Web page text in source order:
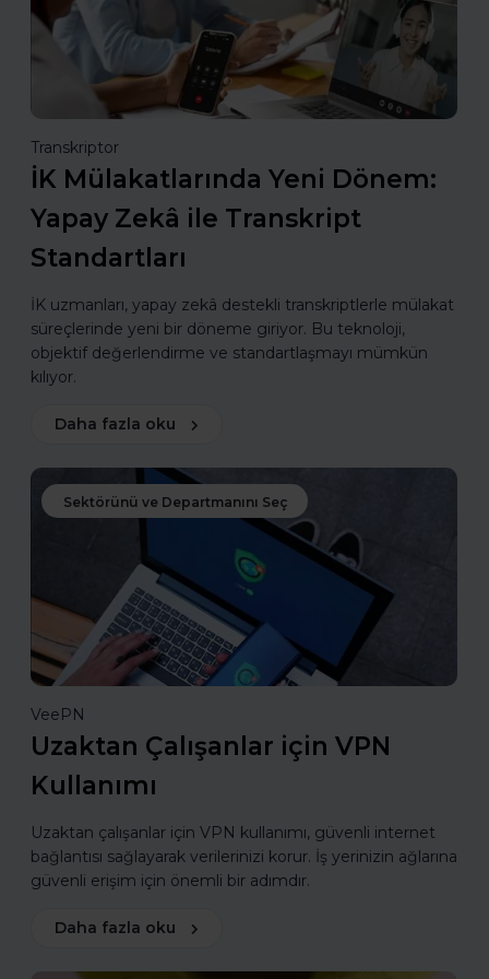
Transkriptor
İK Mülakatlarında Yeni Dönem:
Yapay Zekâ ile Transkript
Standartları
İK uzmanları, yapay zekâ destekli transkriptlerle mülakat
süreçlerinde yeni bir döneme giriyor. Bu teknoloji,
objektif değerlendirme ve standartlaşmayı mümkün
kılıyor.
Daha fazla oku
Sektörünü ve Departmanını Seç
VeePN
Uzaktan Çalışanlar için VPN
Kullanımı
Uzaktan çalışanlar için VPN kullanımı, güvenli internet
bağlantısı sağlayarak verilerinizi korur. İş yerinizin ağlarına
güvenli erişim için önemli bir adımdır.
Daha fazla oku